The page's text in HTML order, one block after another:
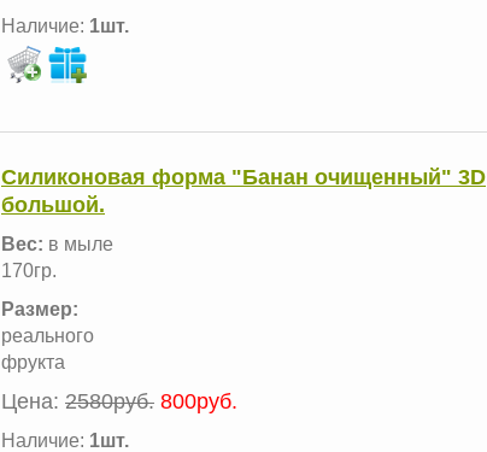
Наличие: 1шт.
Силиконовая форма "Банан очищенный" 3D
большой.
Вес: в мыле
170гр.
Размер:
реального
фрукта
Цена: 2580руб. 800руб.
Наличие: 1шт.